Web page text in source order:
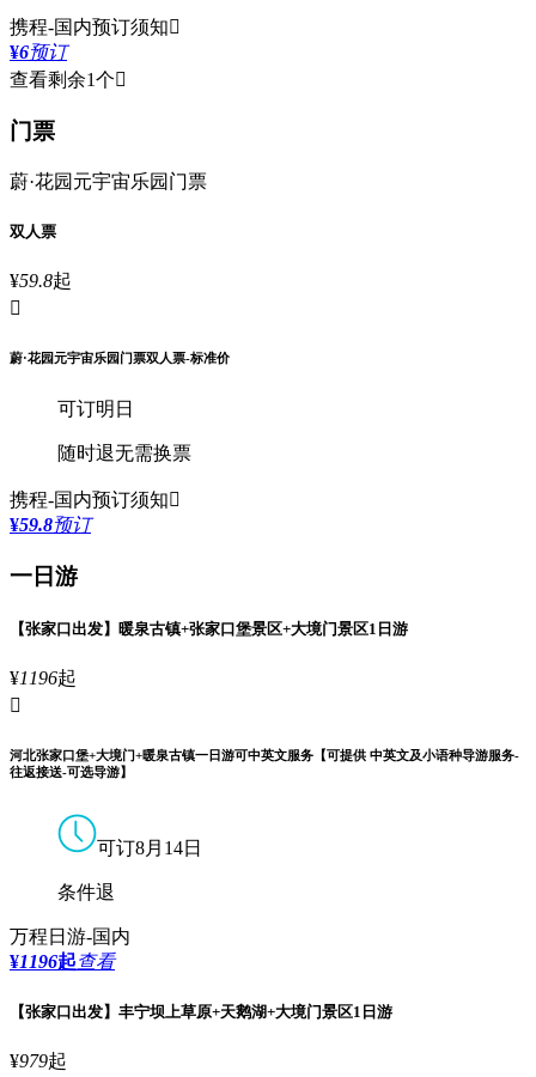
携程-国内预订须知
¥6预订
查看剩余1个
门票
蔚·花园元宇宙乐园门票
双人票
¥59.8起

蔚·花园元宇宙乐园门票双人票-标准价
可订明日
随时退无需换票
携程-国内预订须知
¥59.8预订
一日游
【张家口出发】暖泉古镇+张家口堡景区+大境门景区1日游
¥1196起

河北张家口堡+大境门+暖泉古镇一日游可中英文服务【可提供 中英文及小语种导游服务-
往返接送-可选导游】
可订8月14日
条件退
万程日游-国内
¥1196起查看
【张家口出发】丰宁坝上草原+天鹅湖+大境门景区1日游
¥979起